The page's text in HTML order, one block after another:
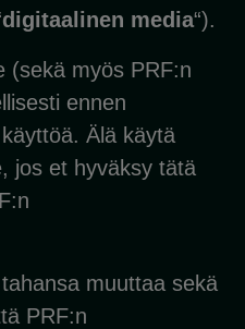
digitaalinen media“).
(sekä myös PRF:n
ennen
Älä käytä
jos et hyväksy tätä
muuttaa sekä
PRF:n